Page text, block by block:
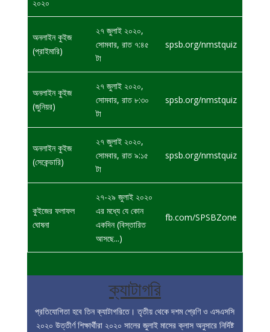
২০২০
অনলাইন কুইজ
(প্রাইমারি)
২৭ জুলাই ২০২০,
সোমবার, রাত ৭:৪৫
টা
spsb.org/nmstquiz
অনলাইন কুইজ
(জুনিয়র)
২৭ জুলাই ২০২০,
সোমবার, রাত ৮:৩০
টা
spsb.org/nmstquiz
অনলাইন কুইজ
(সেকেন্ডারি)
২৭ জুলাই ২০২০,
সোমবার, রাত ৯:১৫
টা
spsb.org/nmstquiz
কুইজের ফলাফল
ঘোষনা
২৭-২৯ জুলাই ২০২০
এর মধ্যে যে কোন
একদিন (বিস্তারিত
আসছে...)
fb.com/SPSBZone
ক্যাটাগরি
প্রতিযোগিতা হবে তিন ক্যাটাগরিতে। তৃতীয় থেকে দশম শ্রেণি ও এসএসসি
২০২০ উত্তীর্ণ শিক্ষার্থীরা ২০২০ সালের জুলাই মাসের ক্লাস অনুসারে নির্দিষ্ট